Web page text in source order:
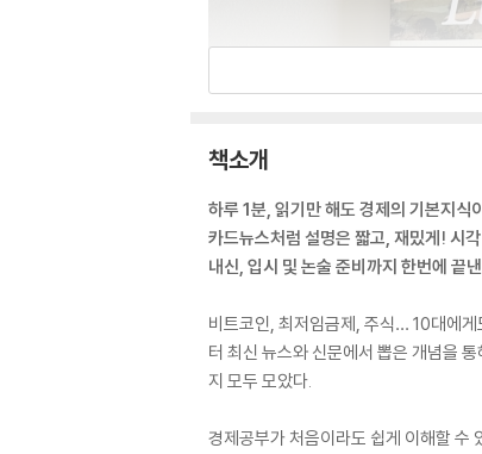
책소개
하루 1분, 읽기만 해도 경제의 기본지식
카드뉴스처럼 설명은 짧고, 재밌게! 시
내신, 입시 및 논술 준비까지 한번에 끝
비트코인, 최저임금제, 주식… 10대에게
터 최신 뉴스와 신문에서 뽑은 개념을
지 모두 모았다.
경제공부가 처음이라도 쉽게 이해할 수